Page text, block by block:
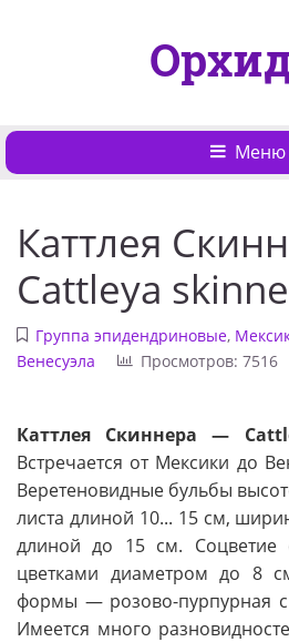
Меню
Каттлея
Cattleya
Группа эпидендриновые,
Венесуэла
Просмотров: 7516
Каттлея Скиннера —
Встречается от Мексики до
Веретеновидные бульбы
листа длиной 10... 15 см,
длиной до 15 см.
цветками диаметром до 8
формы — розово-пурпурная
Имеется много